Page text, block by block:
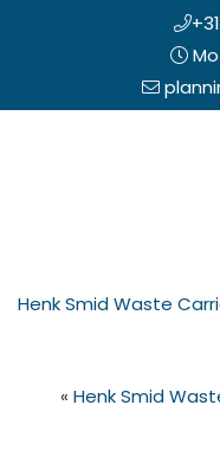
Mo
Henk Smid Waste
« Henk Smid